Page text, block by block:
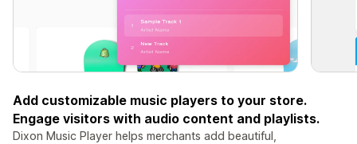
Add customizable music players to your store.
Engage visitors with audio content and playlists.
Dixon Music Player helps merchants add beautiful,